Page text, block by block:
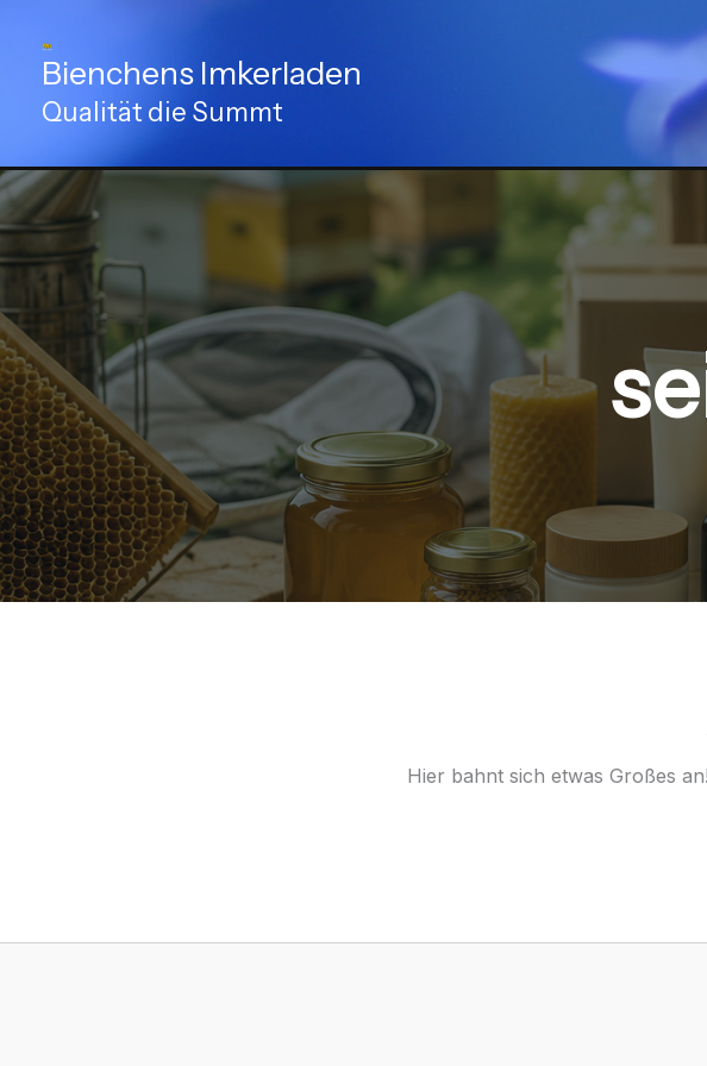
Inhalt
springenBienchens Imkerladen
Qualität die Summt
Hier bahnt sich etwas Großes